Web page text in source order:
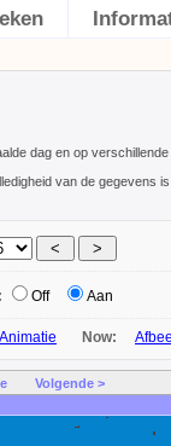
dag en op
van de gegevens is
Off Aan
Animatie Now:
Volgende >